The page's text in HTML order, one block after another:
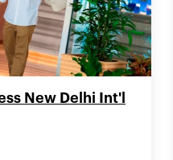
New Delhi Int'l